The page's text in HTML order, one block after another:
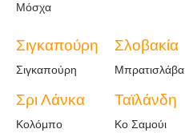
Μόσχα
Σιγκαπούρη
Σιγκαπούρη
Σλοβακία
Μπρατισλάβα
Σρι Λάνκα
Κολόμπο
Ταϊλάνδη
Κο Σαμούι